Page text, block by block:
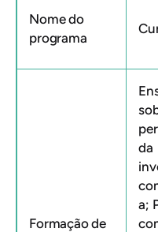
Nome do
programa
Formação de
da
a;